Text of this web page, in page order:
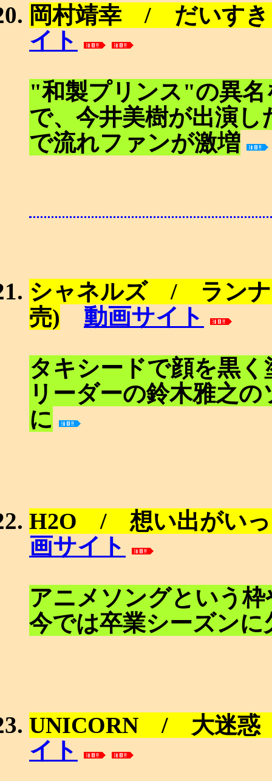
岡村靖幸 / だいす
イト
"和製プリンス"の異名
で、今井美樹が出演
で流れファンが激増
シャネルズ / ラン
売)
動画サイト
タキシードで顔を黒
リーダーの鈴木雅之
に
H2O / 想い出がい
画サイト
アニメソングという
今では卒業シーズン
UNICORN / 大迷
イト